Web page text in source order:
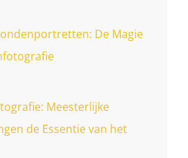
De Magie
Meesterlijke
de Essentie van het